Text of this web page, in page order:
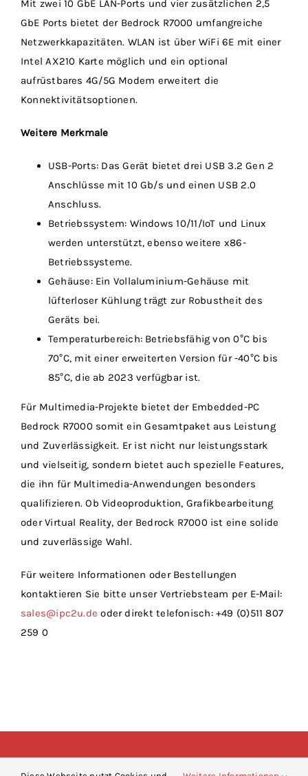
Mit zwei 10 GbE LAN-Ports und vier zusätzlichen 2,5
GbE Ports bietet der Bedrock R7000 umfangreiche
Netzwerkkapazitäten. WLAN ist über WiFi 6E mit einer
Intel AX210 Karte möglich und ein optional
aufrüstbares 4G/5G Modem erweitert die
Konnektivitätsoptionen.
Weitere Merkmale
USB-Ports: Das Gerät bietet drei USB 3.2 Gen 2
Anschlüsse mit 10 Gb/s und einen USB 2.0
Anschluss.
Betriebssystem: Windows 10/11/IoT und Linux
werden unterstützt, ebenso weitere x86-
Betriebssysteme.
Gehäuse: Ein Vollaluminium-Gehäuse mit
lüfterloser Kühlung trägt zur Robustheit des
Geräts bei.
Temperaturbereich: Betriebsfähig von 0°C bis
70°C, mit einer erweiterten Version für -40°C bis
85°C, die ab 2023 verfügbar ist.
Für Multimedia-Projekte bietet der Embedded-PC
Bedrock R7000 somit ein Gesamtpaket aus Leistung
und Zuverlässigkeit. Er ist nicht nur leistungsstark
und vielseitig, sondern bietet auch spezielle Features,
die ihn für Multimedia-Anwendungen besonders
qualifizieren. Ob Videoproduktion, Grafikbearbeitung
oder Virtual Reality, der Bedrock R7000 ist eine solide
und zuverlässige Wahl.
Für weitere Informationen oder Bestellungen
kontaktieren Sie bitte unser Vertriebsteam per E-Mail:
sales@ipc2u.de oder direkt telefonisch: +49 (0)511 807
259 0
Copyright 2024 | Industrial Personal Computer 2U GmbH |AGBs |